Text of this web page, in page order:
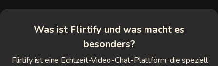
Was ist Flirtify und was macht es
besonders?
Flirtify ist eine Echtzeit-Video-Chat-Plattform, die speziell